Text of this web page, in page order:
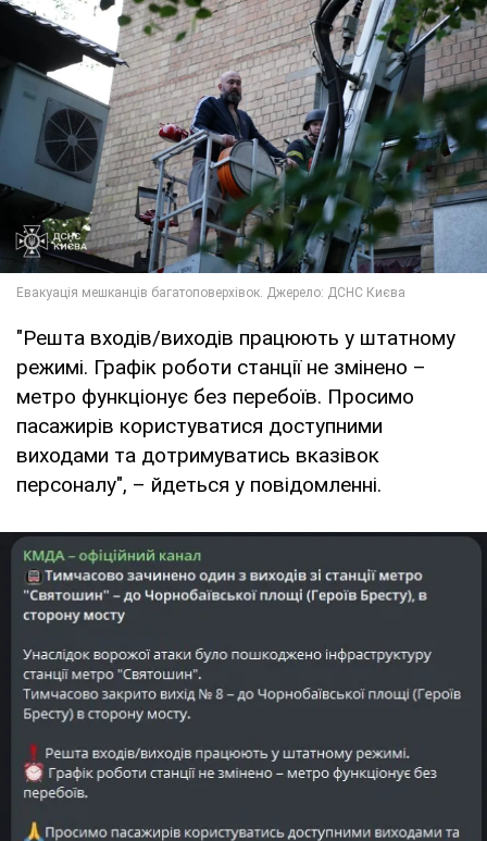
"Решта входів/виходів працюють у штатному
режимі. Графік роботи станції не змінено –
метро функціонує без перебоїв. Просимо
пасажирів користуватися доступними
виходами та дотримуватись вказівок
персоналу", – йдеться у повідомленні.